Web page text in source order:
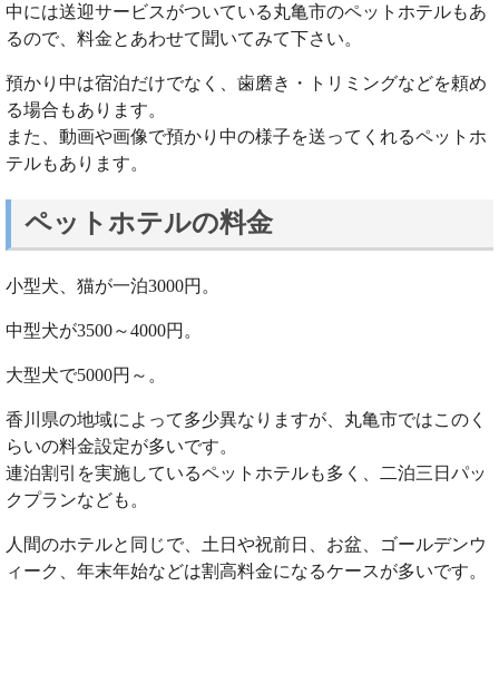
中には送迎サービスがついている丸亀市のペットホテルもあ
るので、料金とあわせて聞いてみて下さい。
預かり中は宿泊だけでなく、歯磨き・トリミングなどを頼め
る場合もあります。
また、動画や画像で預かり中の様子を送ってくれるペットホ
テルもあります。
ペットホテルの料金
小型犬、猫が一泊3000円。
中型犬が3500～4000円。
大型犬で5000円～。
香川県の地域によって多少異なりますが、丸亀市ではこのく
らいの料金設定が多いです。
連泊割引を実施しているペットホテルも多く、二泊三日パッ
クプランなども。
人間のホテルと同じで、土日や祝前日、お盆、ゴールデンウ
ィーク、年末年始などは割高料金になるケースが多いです。